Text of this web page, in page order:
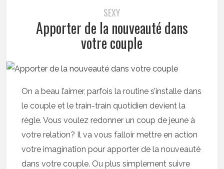
SEXY
Apporter de la nouveauté dans
votre couple
On a beau l’aimer, parfois la routine s’installe dans
le couple et le train-train quotidien devient la
règle. Vous voulez redonner un coup de jeune à
votre relation? Il va vous falloir mettre en action
votre imagination pour apporter de la nouveauté
dans votre couple. Ou plus simplement suivre